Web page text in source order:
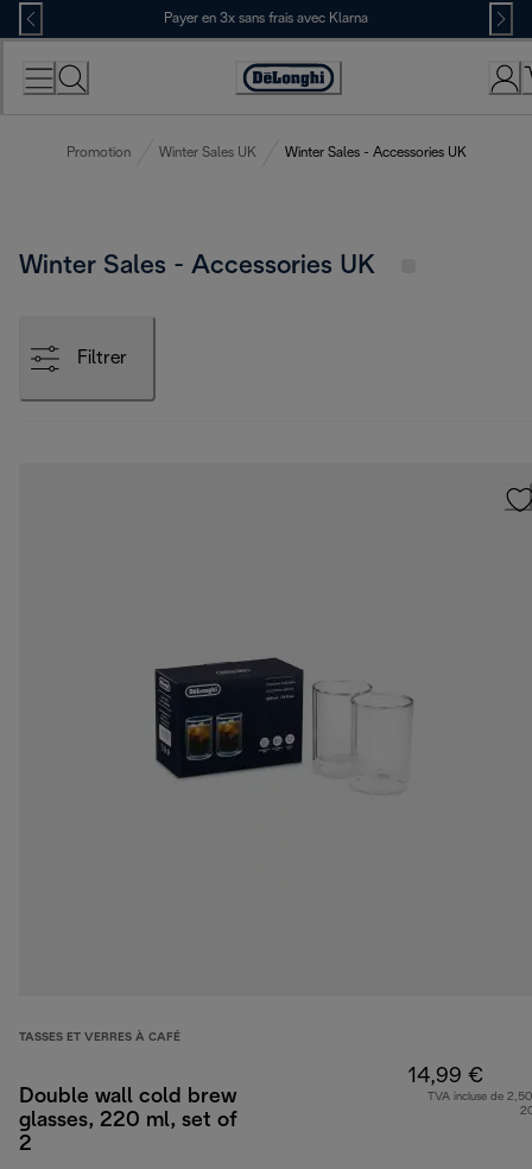
Skip
to
Content
Payer en 3x sans frais avec Klarna
Déclaration
Promotion Winter Sales UK Winter Sales - Accessories UK
Winter Sales - Accessories UK
Filtrer
TASSES ET VERRES À CAFÉ
Double wall cold brew
glasses, 220 ml, set of
2
14,99 €
TVA incluse de